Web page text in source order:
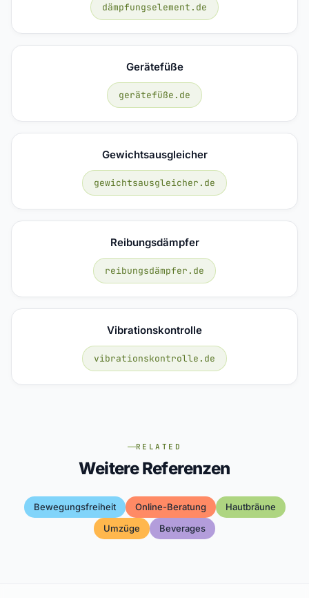
dämpfungselement.de
Gerätefüße
gerätefüße.de
Gewichtsausgleicher
gewichtsausgleicher.de
Reibungsdämpfer
reibungsdämpfer.de
Vibrationskontrolle
vibrationskontrolle.de
RELATED
Weitere Referenzen
Bewegungsfreiheit Online-Beratung
Hautbräune
Umzüge
Beverages